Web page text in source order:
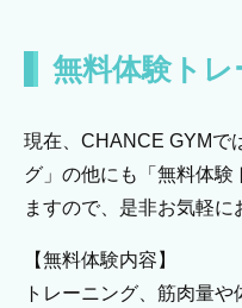
無料体験ト
現在、CHANCE GYMで
グ」の他にも「無料体験
ますので、是非お気軽に
【無料体験内容】
トレーニング、筋肉量